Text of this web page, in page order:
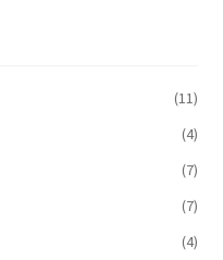
(11)
(4)
(7)
(7)
(4)